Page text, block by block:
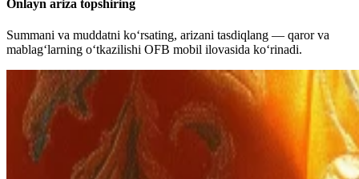
Onlayn ariza topshiring
Summani va muddatni ko‘rsating, arizani tasdiqlang — qaror va
mablag‘larning o‘tkazilishi OFB mobil ilovasida ko‘rinadi.